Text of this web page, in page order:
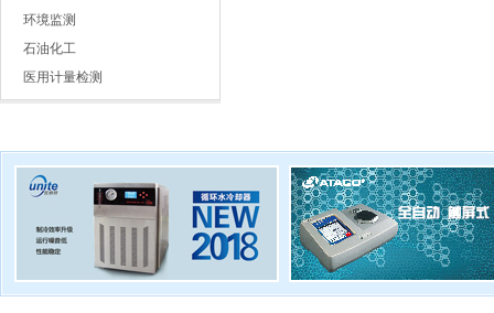
环境监测
石油化工
医用计量检测